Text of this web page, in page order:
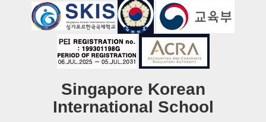
Singapore Korean
International School